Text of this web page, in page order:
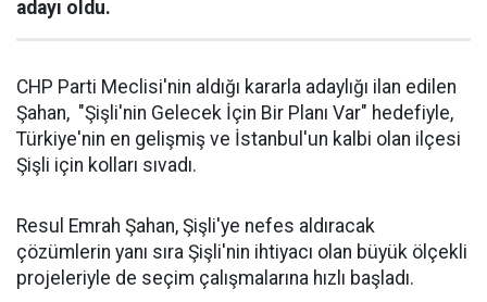
adayı oldu.
CHP Parti Meclisi'nin aldığı kararla adaylığı ilan edilen
Şahan, "Şişli'nin Gelecek İçin Bir Planı Var" hedefiyle,
Türkiye'nin en gelişmiş ve İstanbul'un kalbi olan ilçesi
Şişli için kolları sıvadı.
Resul Emrah Şahan, Şişli'ye nefes aldıracak
çözümlerin yanı sıra Şişli'nin ihtiyacı olan büyük ölçekli
projeleriyle de seçim çalışmalarına hızlı başladı.